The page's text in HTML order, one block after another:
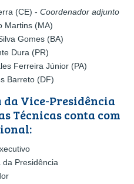
(CE) - Coordenador adjunto
Martins (MA)
Gomes (BA)
Dura (PR)
Ferreira Júnior (PA)
Barreto (DF)
Vice-Presidência
Técnicas conta com
da Presidência